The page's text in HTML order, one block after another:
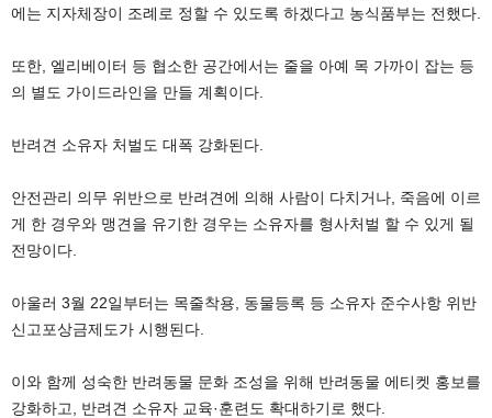
에는 지자체장이 조례로 정할 수 있도록 하겠다고 농식품부는 전했다.
또한, 엘리베이터 등 협소한 공간에서는 줄을 아예 목 가까이 잡는 등
의 별도 가이드라인을 만들 계획이다.
반려견 소유자 처벌도 대폭 강화된다.
안전관리 의무 위반으로 반려견에 의해 사람이 다치거나, 죽음에 이르
게 한 경우와 맹견을 유기한 경우는 소유자를 형사처벌 할 수 있게 될
전망이다.
아울러 3월 22일부터는 목줄착용, 동물등록 등 소유자 준수사항 위반
신고포상금제도가 시행된다.
이와 함께 성숙한 반려동물 문화 조성을 위해 반려동물 에티켓 홍보를
강화하고, 반려견 소유자 교육·훈련도 확대하기로 했다.